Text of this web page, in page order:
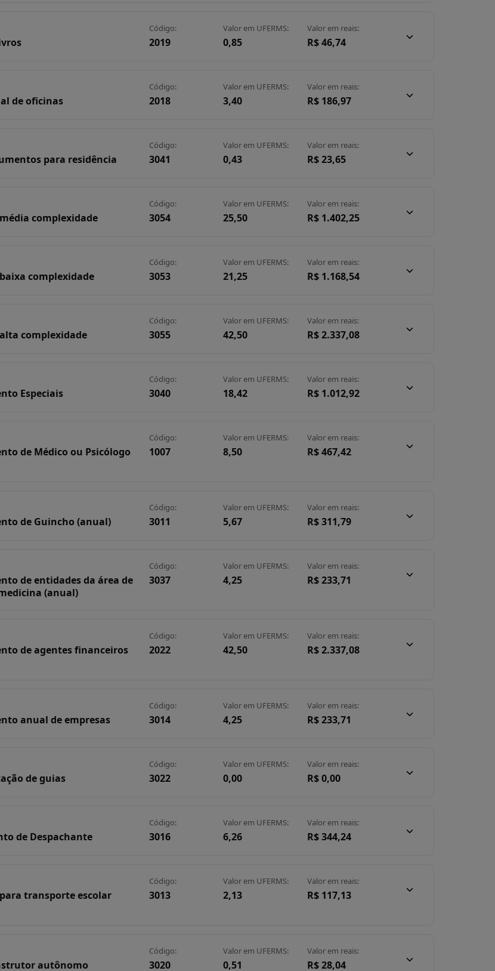
Código:
2019
Valor em UFERMS:
0,85
Valor em reais:
R$ 46,74
de oficinas
Código:
2018
Valor em UFERMS:
3,40
Valor em reais:
R$ 186,97
para residência
Código:
3041
Valor em UFERMS:
0,43
Valor em reais:
R$ 23,65
complexidade
Código:
3054
Valor em UFERMS:
25,50
Valor em reais:
R$ 1.402,25
complexidade
Código:
3053
Valor em UFERMS:
21,25
Valor em reais:
R$ 1.168,54
complexidade
Código:
3055
Valor em UFERMS:
42,50
Valor em reais:
R$ 2.337,08
Especiais
Código:
3040
Valor em UFERMS:
18,42
Valor em reais:
R$ 1.012,92
de Médico ou Psicólogo
Código:
1007
Valor em UFERMS:
8,50
Valor em reais:
R$ 467,42
de Guincho (anual)
Código:
3011
Valor em UFERMS:
5,67
Valor em reais:
R$ 311,79
de entidades da área de
(anual)
Código:
3037
Valor em UFERMS:
4,25
Valor em reais:
R$ 233,71
de agentes financeiros
Código:
2022
Valor em UFERMS:
42,50
Valor em reais:
R$ 2.337,08
anual de empresas
Código:
3014
Valor em UFERMS:
4,25
Valor em reais:
R$ 233,71
de guias
Código:
3022
Valor em UFERMS:
0,00
Valor em reais:
R$ 0,00
de Despachante
Código:
3016
Valor em UFERMS:
6,26
Valor em reais:
R$ 344,24
transporte escolar
Código:
3013
Valor em UFERMS:
2,13
Valor em reais:
R$ 117,13
autônomo
Código:
3020
Valor em UFERMS:
0,51
Valor em reais:
R$ 28,04